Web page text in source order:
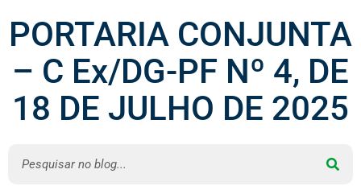
PORTARIA CONJUNTA
– C Ex/DG-PF Nº 4, DE
18 DE JULHO DE 2025